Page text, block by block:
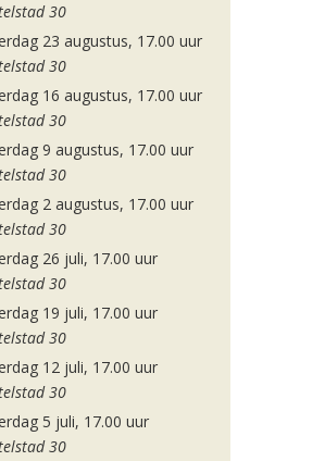
30
23 augustus, 17.00 uur
30
16 augustus, 17.00 uur
30
9 augustus, 17.00 uur
30
2 augustus, 17.00 uur
30
26 juli, 17.00 uur
30
19 juli, 17.00 uur
30
12 juli, 17.00 uur
30
5 juli, 17.00 uur
30